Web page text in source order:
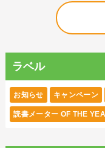
ラベル
お知らせ キャンペーン
読書メーター OF THE